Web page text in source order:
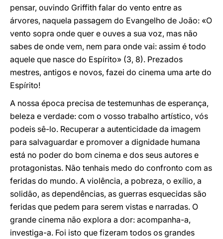
pensar, ouvindo Griffith falar do vento entre as
árvores, naquela passagem do Evangelho de João: «O
vento sopra onde quer e ouves a sua voz, mas não
sabes de onde vem, nem para onde vai: assim é todo
aquele que nasce do Espírito» (3, 8). Prezados
mestres, antigos e novos, fazei do cinema uma arte do
Espírito!
A nossa época precisa de testemunhas de esperança,
beleza e verdade: com o vosso trabalho artístico, vós
podeis sê-lo. Recuperar a autenticidade da imagem
para salvaguardar e promover a dignidade humana
está no poder do bom cinema e dos seus autores e
protagonistas. Não tenhais medo do confronto com as
feridas do mundo. A violência, a pobreza, o exílio, a
solidão, as dependências, as guerras esquecidas são
feridas que pedem para serem vistas e narradas. O
grande cinema não explora a dor: acompanha-a,
investiga-a. Foi isto que fizeram todos os grandes